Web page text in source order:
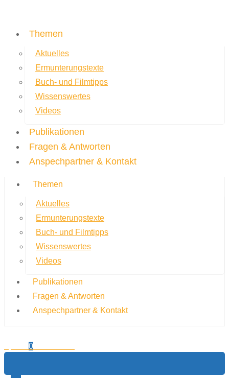
Themen
Aktuelles
Ermunterungstexte
Buch- und Filmtipps
Wissenswertes
Videos
Publikationen
Fragen & Antworten
Anspechpartner & Kontakt
Themen
Aktuelles
Ermunterungstexte
Buch- und Filmtipps
Wissenswertes
Videos
Publikationen
Fragen & Antworten
Anspechpartner & Kontakt
0